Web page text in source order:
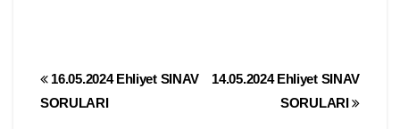
Yazı
14.05.2024 Ehliyet SINAV
SORULARI
16.05.2024 Ehliyet SINAV
SORULARI